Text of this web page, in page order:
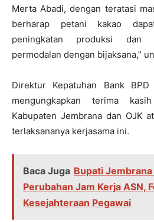
Merta Abadi, dengan teratasi
berharap petani kakao
peningkatan produksi dan
permodalan dengan bijaksana,”
Direktur Kepatuhan Bank
mengungkapkan terima
Kabupaten Jembrana dan OJK
terlaksananya kerjasama ini.
Baca Juga Bupati
Perubahan Jam Kerja ASN,
Kesejahteraan Pegawai